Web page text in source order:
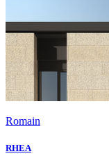
Romain
RHEA